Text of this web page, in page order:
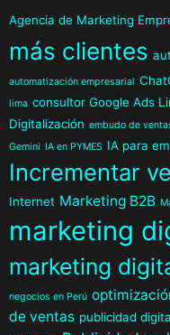
Agencia de Marketing
más clientes
automatización empresarial
lima consultor Google Ads
Digitalización embudo de
Gemini IA en PYMES IA para
Incrementar
Internet Marketing B2B
marketing
marketing
negocios en Perú
de ventas publicidad